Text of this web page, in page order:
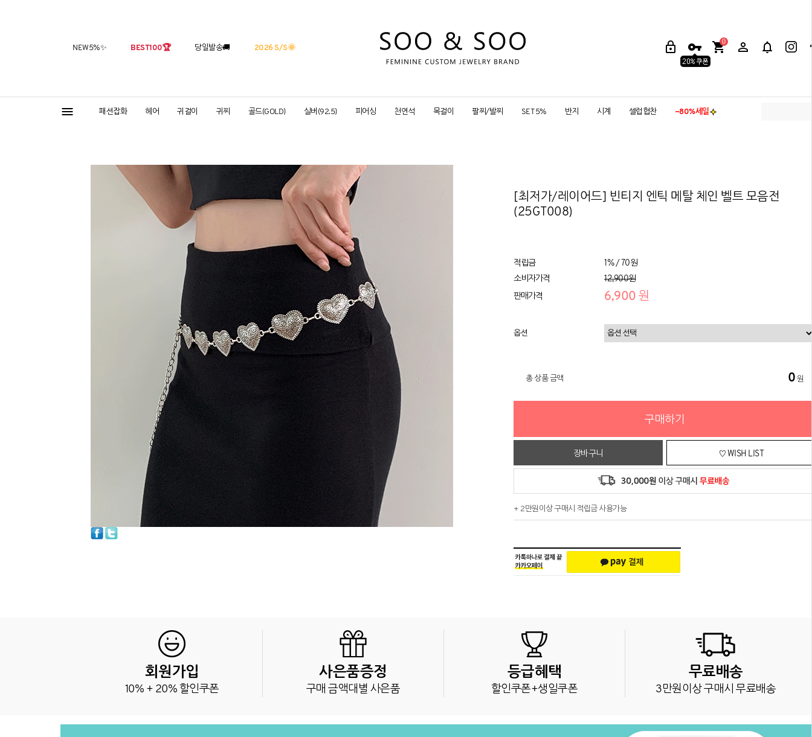
NEW5%✨ BEST100🏆 당일발송🚚 2026 S/S🌞
0
패션잡화 헤어 귀걸이 귀찌 골드(GOLD) 실버(92.5) 피어싱 천연석 목걸이 팔찌/발찌 SET 5% 반지 시계 셀럽협찬 ~80%세일
[최저가/레이어드] 빈티지 엔틱 메탈 체인 벨트 모음전
(25GT008)
적립금
1% / 70원
소비자가격
12,900원
판매가격
6,900 원
옵션
총 상품 금액 0 원
구매하기
장바구니 ♡ WISH LIST
+ 2만원이상 구매시 적립금 사용가능
회원가입
10% + 20% 할인쿠폰
사은품증정
구매 금액대별 사은품
등급혜택
할인쿠폰+생일쿠폰
무료배송
3만원이상 구매시 무료배송